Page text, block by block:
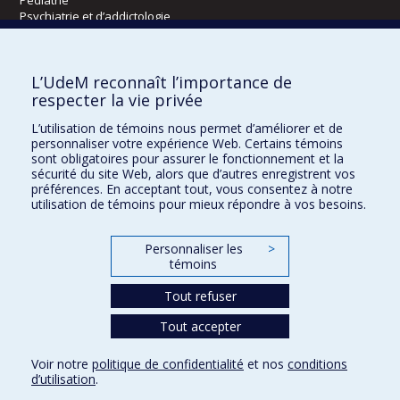
Psychiatrie et d’addictologie
Radiologie, radio-oncologie et médecine nucléaire
Écoles
Orthophonie et audiologie
Réadaptation
Directions
Confidentialité Conditions d’utilisation Paramètres des témoins
L’UdeM reconnaît l’importance de
respecter la vie privée
L’utilisation de témoins nous permet d’améliorer et de
personnaliser votre expérience Web. Certains témoins
sont obligatoires pour assurer le fonctionnement et la
sécurité du site Web, alors que d’autres enregistrent vos
préférences. En acceptant tout, vous consentez à notre
utilisation de témoins pour mieux répondre à vos besoins.
Personnaliser les
témoins
>
Tout refuser
Tout accepter
Voir notre politique de confidentialité et nos conditions
d’utilisation.